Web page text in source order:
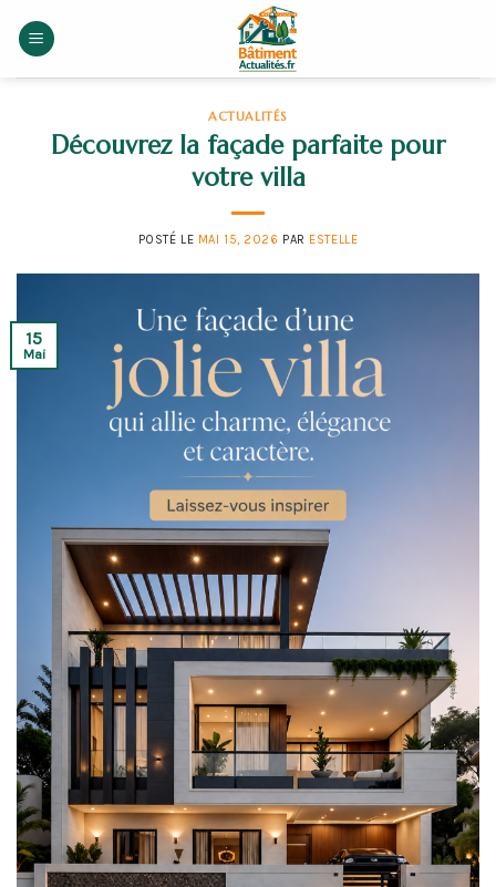
ACTUALITÉS
Découvrez la façade parfaite pour
votre villa
POSTÉ LE MAI 15, 2026 PAR ESTELLE
15
Mai